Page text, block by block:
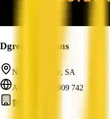
Dgreat Solutions
North Adelaide, SA
ABN: 11 621 909 742
数字营销